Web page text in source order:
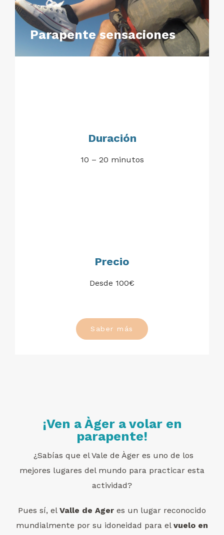
Parapente sensaciones
Duración
10 – 20 minutos
Precio
Desde 100€
Saber más
¡Ven a Àger a volar en
parapente!
¿Sabías que el Vale de Àger es uno de los
mejores lugares del mundo para practicar esta
actividad?
Pues sí, el Valle de Ager es un lugar reconocido
mundialmente por su idoneidad para el vuelo en